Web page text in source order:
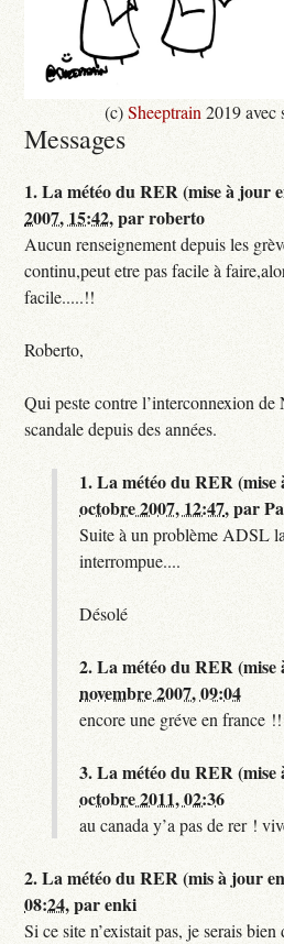
(c)Sheeptrain 2019 avec
Messages
1.La météo du RER (mise à jour
2007, 15:42,parroberto
Aucun renseignement depuis les
continu,peut etre pas facile à
facile.....!!
Roberto,
Qui peste contre l’interconnexion
scandale depuis des années.
1.La météo du RER
octobre 2007, 12:47,par
Suite à un problème ADSL
interrompue....
Désolé
2.La météo du RER
novembre 2007, 09:04
encore une gréve en france
3.La météo du RER
octobre 2011, 02:36
au canada y’a pas de rer !
2.La météo du RER (mis à jour
08:24,parenki
Si ce site n’existait pas, je serais bien